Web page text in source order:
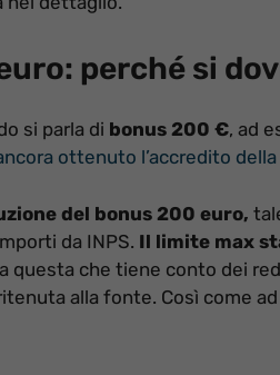
perché si
si parla di bonus 200 €, ad
ottenuto l’accredito della
del bonus 200 euro,
da INPS. Il limite max
questa che tiene conto dei
alla fonte. Così come